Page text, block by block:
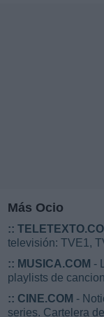
Más Ocio
::
televisión: TVE1,
:: MUSICA.COM -
playlists de
:: CINE.COM -
series. Cartelera